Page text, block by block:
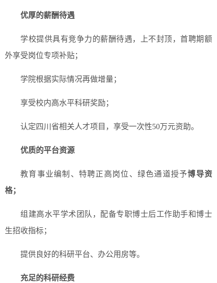
优厚的薪酬待遇
学校提供具有竞争力的薪酬待遇，上不封顶，首聘期额
外享受岗位专项补贴；
学院根据实际情况再做增量；
享受校内高水平科研奖励；
认定四川省相关人才项目，享受一次性50万元资助。
优质的平台资源
教育事业编制、特聘正高岗位、绿色通道授予博导资
格；
组建高水平学术团队，配备专职博士后工作助手和博士
生招收指标；
提供良好的科研平台、办公用房等。
充足的科研经费